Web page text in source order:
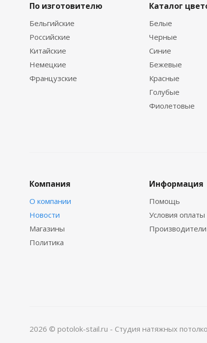
По изготовителю
Бельгийские
Российские
Китайские
Немецкие
Французские
Каталог
Белые
Черные
Синие
Бежевые
Красные
Голубые
Фиолетовые
Компания
О компании
Новости
Магазины
Политика
Информация
Помощь
Условия оплаты
Производители
2026 © potolok-stail.ru - Студия натяжных